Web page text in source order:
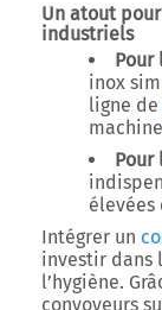
Un atout
industriels
Pour
inox
ligne de
Pour
Intégrer un
investir dans
l’hygiène.
convoyeurs